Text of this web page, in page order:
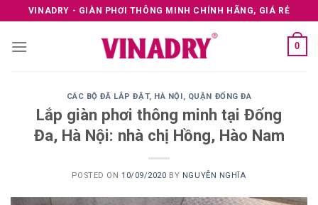
to
content
VINADRY - GIÀN PHƠI THÔNG MINH CHÍNH HÃNG, GIÁ RẺ
0
CÁC BỘ ĐÃ LẮP ĐẶT, HÀ NỘI, QUẬN ĐỐNG ĐA
Lắp giàn phơi thông minh tại Đống
Đa, Hà Nội: nhà chị Hồng, Hào Nam
POSTED ON 10/09/2020 BY NGUYỄN NGHĨA